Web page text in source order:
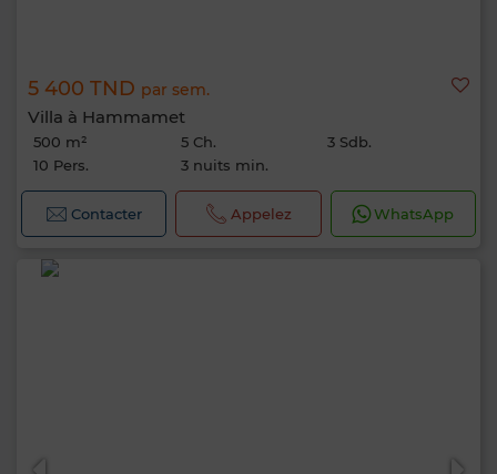
5 400 TND par sem.
Villa à Hammamet
500 m² 5 Ch.
3 Sdb.
10 Pers.
3 nuits min.
Contacter Appelez WhatsApp